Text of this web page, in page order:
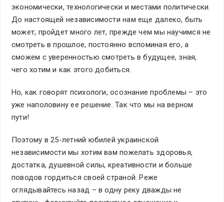
экономически, технологически и местами политически.
До настоящей независимости нам еще далеко, быть
может, пройдет много лет, прежде чем мы научимся не
смотреть в прошлое, постоянно вспоминая его, а
сможем с уверенностью смотреть в будущее, зная,
чего хотим и как этого добиться.
Но, как говорят психологи, осознание проблемы – это
уже наполовину ее решение. Так что мы на верном
пути!
Поэтому в 25-летний юбилей украинской
независимости мы хотим вам пожелать здоровья,
достатка, душевной силы, креативности и больше
поводов гордиться своей страной. Реже
оглядывайтесь назад – в одну реку дважды не